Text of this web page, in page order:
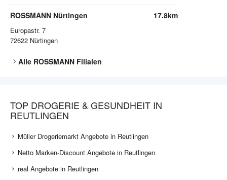
ROSSMANN Nürtingen
Europastr. 7
72622 Nürtingen
17.8km
Alle ROSSMANN Filialen
TOP DROGERIE & GESUNDHEIT IN
REUTLINGEN
Müller Drogeriemarkt Angebote in Reutlingen
Netto Marken-Discount Angebote in Reutlingen
real Angebote in Reutlingen